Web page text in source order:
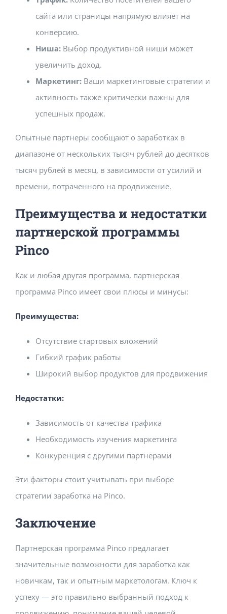
сайта или страницы напрямую влияет на
конверсию.
Ниша: Выбор продуктивной ниши может
увеличить доход.
Маркетинг: Ваши маркетинговые стратегии и
активность также критически важны для
успешных продаж.
Опытные партнеры сообщают о заработках в
диапазоне от нескольких тысяч рублей до десятков
тысяч рублей в месяц, в зависимости от усилий и
времени, потраченного на продвижение.
Преимущества и недостатки
партнерской программы
Pinco
Как и любая другая программа, партнерская
программа Pinco имеет свои плюсы и минусы:
Преимущества:
Отсутствие стартовых вложений
Гибкий график работы
Широкий выбор продуктов для продвижения
Недостатки:
Зависимость от качества трафика
Необходимость изучения маркетинга
Конкуренция с другими партнерами
Эти факторы стоит учитывать при выборе
стратегии заработка на Pinco.
Заключение
Партнерская программа Pinco предлагает
значительные возможности для заработка как
новичкам, так и опытным маркетологам. Ключ к
успеху — это правильно выбранный подход к